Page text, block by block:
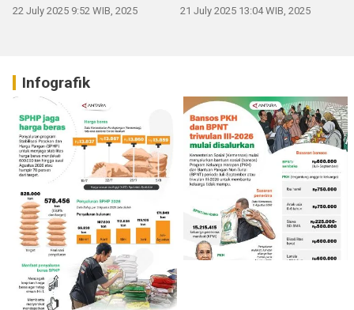
22 July 2025 9:52 WIB, 2025 21 July 2025 13:04 WIB, 2025
Infografik